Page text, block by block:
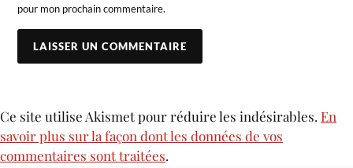
pour mon prochain commentaire.
Ce site utilise Akismet pour réduire les indésirables. En
savoir plus sur la façon dont les données de vos
commentaires sont traitées.